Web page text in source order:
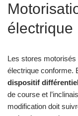
électrique
Les stores
électrique conforme.
dispositif
de course et
modification doit